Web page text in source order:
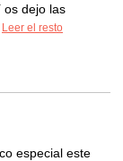
os dejo las
Leer el resto
especial este